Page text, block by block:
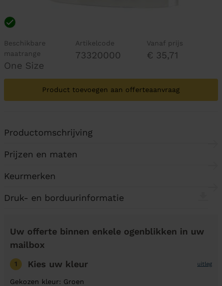
Beschikbare
maatrange
One Size
Artikelcode
73320000
Vanaf prijs
€ 35,71
Product toevoegen aan offerteaanvraag
Productomschrijving
Prijzen en maten
Keurmerken
Druk- en borduurinformatie
Uw offerte binnen enkele ogenblikken in uw
mailbox
1 Kies uw kleur uitleg
Gekozen kleur: Groen